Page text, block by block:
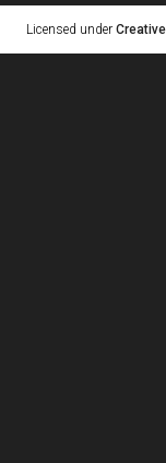
Licensed under